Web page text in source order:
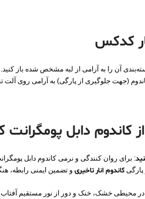
کدکس
آن را به آرامی از لبه مشخص شده باز
(جهت جلوگیری از پارگی) به آرامی روی آلت
کاندوم دابل
: برای روان کنندگی و نرمی کاندوم دابل
پارگی کاندوم انار تاخیری و تضمین ایمنی رابطه،
در محیطی خشک، خنک و دور از نور مستقیم